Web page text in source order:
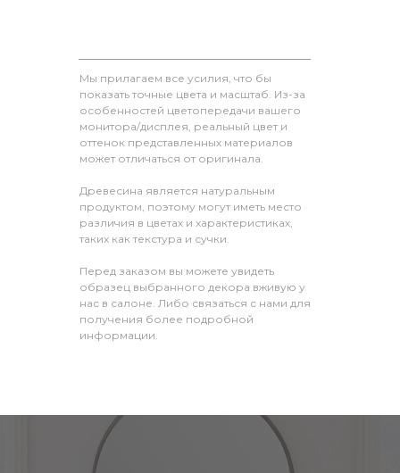
Мы прилагаем все усилия, что бы
показать точные цвета и масштаб. Из-за
особенностей цветопередачи вашего
монитора/дисплея, реальный цвет и
оттенок представленных материалов
может отличаться от оригинала.
Древесина является натуральным
продуктом, поэтому могут иметь место
различия в цветах и характеристиках,
таких как текстура и сучки.
Перед заказом вы можете увидеть
образец выбранного декора вживую у
нас в салоне. Либо связаться с нами для
получения более подробной
информации.